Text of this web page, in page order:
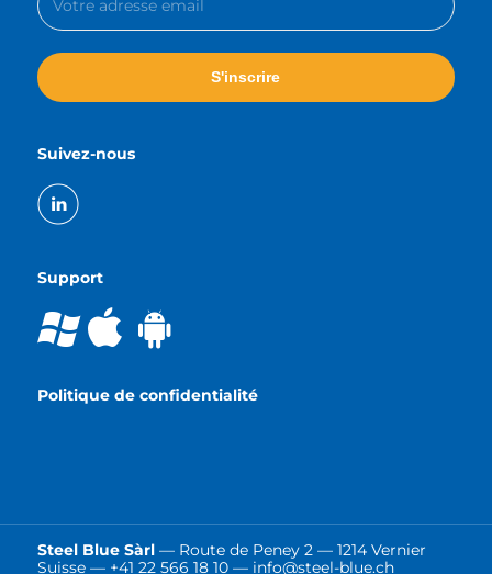
Suivez-nous
Support
Politique de confidentialité
Steel Blue Sàrl— Route de Peney 2 — 1214 Vernier
Suisse — +41 22 566 18 10— info@steel-blue.ch